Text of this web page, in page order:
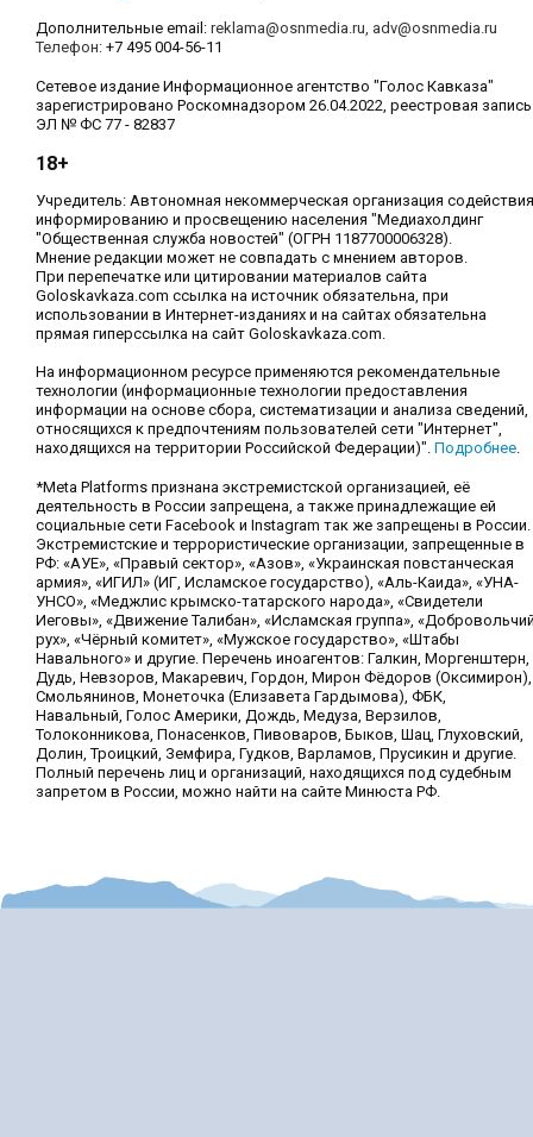
Дополнительные email: reklama@osnmedia.ru adv@osnmedia.ru
Телефон: +7 495 004-56-11
Сетевое издание Информационное агентство "Голос Кавказа"
зарегистрировано Роскомнадзором 26.04.2022, реестровая запись
ЭЛ № ФС 77 - 82837
18+
Учредитель: Автономная некоммерческая организация содействия
информированию и просвещению населения "Медиахолдинг
"Общественная служба новостей" (ОГРН 1187700006328).
Мнение редакции может не совпадать с мнением авторов.
При перепечатке или цитировании материалов сайта
Goloskavkaza.com ссылка на источник обязательна, при
использовании в Интернет-изданиях и на сайтах обязательна
прямая гиперссылка на сайт Goloskavkaza.com.
На информационном ресурсе применяются рекомендательные
технологии (информационные технологии предоставления
информации на основе сбора, систематизации и анализа сведений,
относящихся к предпочтениям пользователей сети "Интернет",
находящихся на территории Российской Федерации)". Подробнее
*Meta Platforms признана экстремистской организацией, её
деятельность в России запрещена, а также принадлежащие ей
социальные сети Facebook и Instagram так же запрещены в России.
Экстремистские и террористические организации, запрещенные в
РФ: «АУЕ», «Правый сектор», «Азов», «Украинская повстанческая
армия», «ИГИЛ» (ИГ, Исламское государство), «Аль-Каида», «УНА-
УНСО», «Меджлис крымско-татарского народа», «Свидетели
Иеговы», «Движение Талибан», «Исламская группа»,
рух», «Чёрный комитет», «Мужское государство», «Штабы
Навального» и другие. Перечень иноагентов: Галкин, Моргенштерн,
Дудь, Невзоров, Макаревич, Гордон, Мирон Фёдоров (Оксимирон),
Смольянинов, Монеточка (Елизавета Гардымова), ФБК,
Навальный, Голос Америки, Дождь, Медуза, Верзилов,
Толоконникова, Понасенков, Пивоваров, Быков, Шац, Глуховский,
Долин, Троицкий, Земфира, Гудков, Варламов, Прусикин и другие.
Полный перечень лиц и организаций, находящихся под судебным
запретом в России, можно найти на сайте Минюста РФ.